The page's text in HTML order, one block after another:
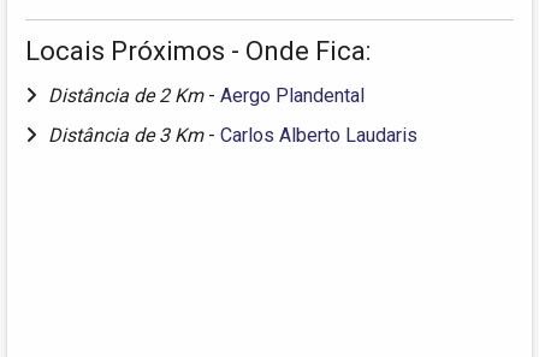
Locais Próximos - Onde Fica:
Distância de 2 Km - Aergo Plandental
Distância de 3 Km - Carlos Alberto Laudaris